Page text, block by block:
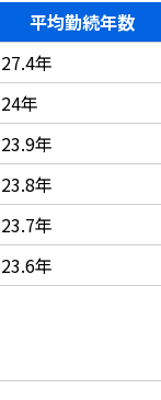
平均勤続年数
27.4年
24年
23.9年
23.8年
23.7年
23.6年